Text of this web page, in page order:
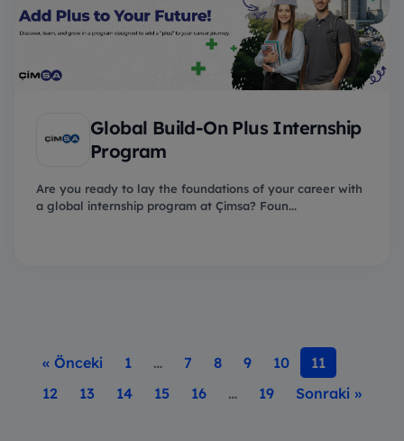
Global Build-On Plus Internship
Program
Are you ready to lay the foundations of your career with
a global internship program at Çimsa? Foun...
« Önceki 1 … 7 8 9 10
11
12
13 14 15 16 … 19 Sonraki »